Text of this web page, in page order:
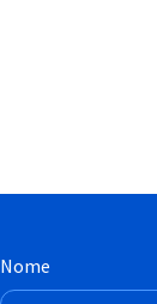
Nome